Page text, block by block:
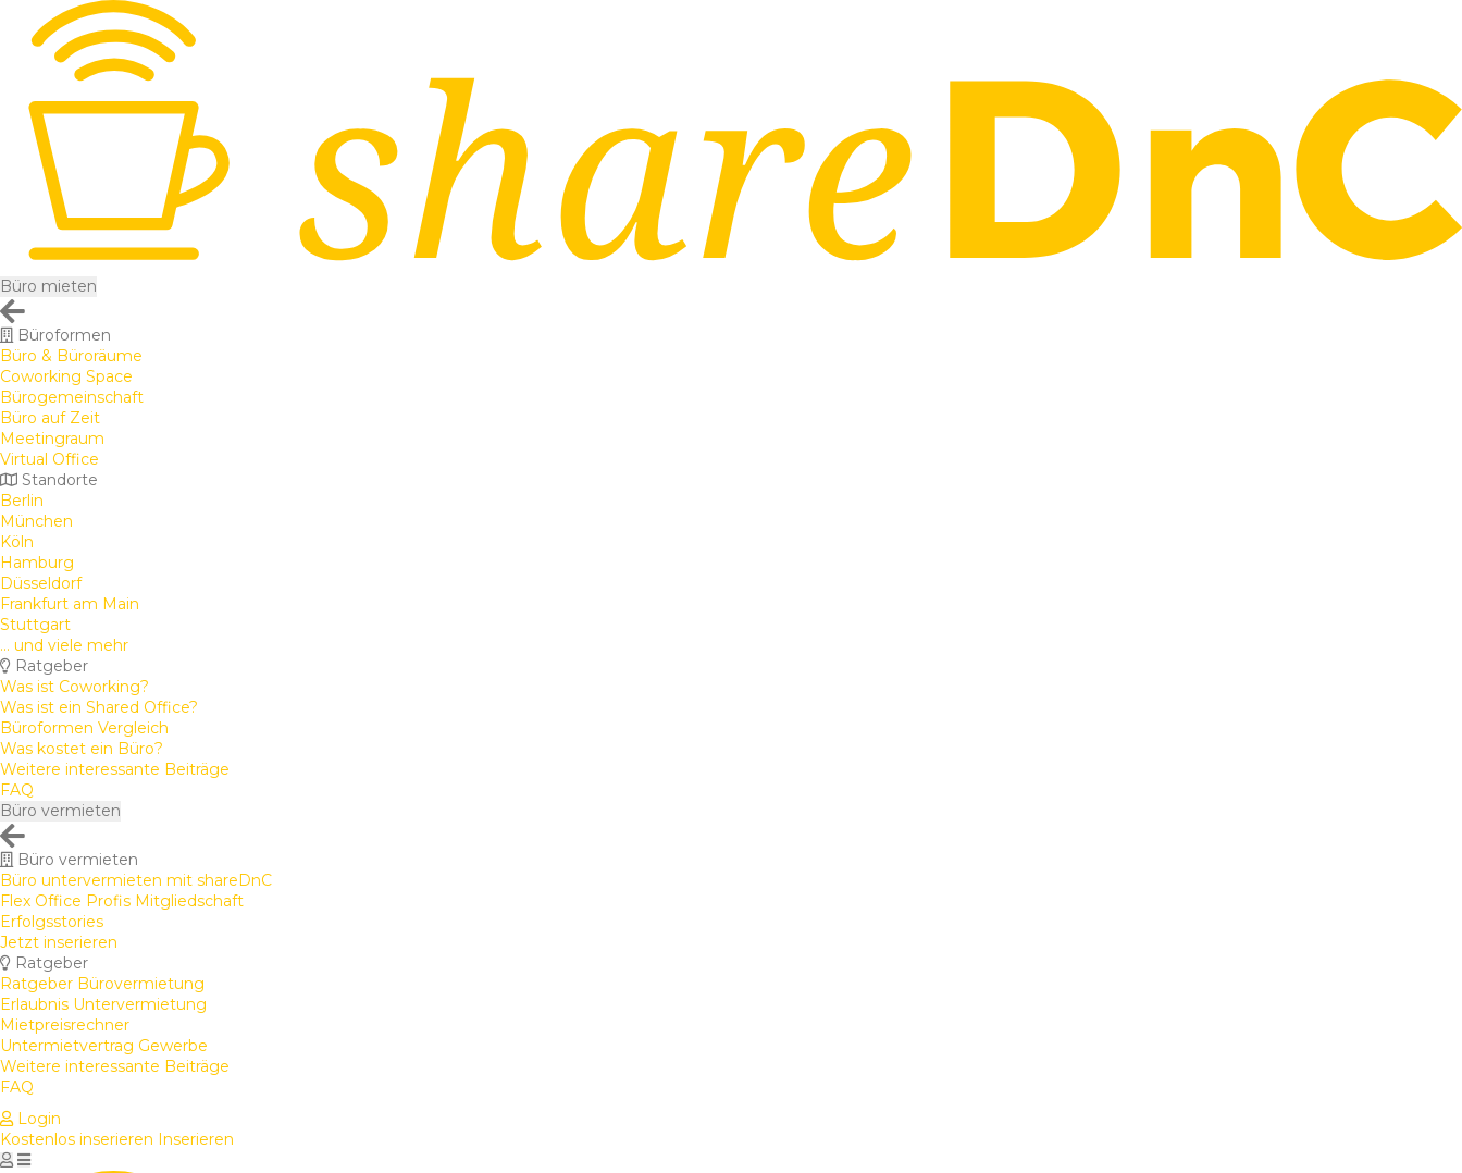
Büro mieten
Büroformen
Büro & Büroräume
Coworking Space
Bürogemeinschaft
Büro auf Zeit
Meetingraum
Virtual Office
Standorte
Berlin
München
Köln
Hamburg
Düsseldorf
Frankfurt am Main
Stuttgart
... und viele mehr
Ratgeber
Was ist Coworking?
Was ist ein Shared Office?
Büroformen Vergleich
Was kostet ein Büro?
Weitere interessante Beiträge
FAQ
Büro vermieten
Büro vermieten
Büro untervermieten mit shareDnC
Flex Office Profis Mitgliedschaft
Erfolgsstories
Jetzt inserieren
Ratgeber
Ratgeber Bürovermietung
Erlaubnis Untervermietung
Mietpreisrechner
Untermietvertrag Gewerbe
Weitere interessante Beiträge
FAQ
Login
Kostenlos inserieren Inserieren